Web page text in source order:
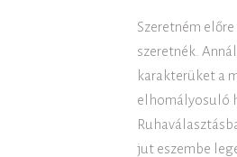
Szeretném
szeretnék.
karakterüket a
elhomályosuló
jut eszembe